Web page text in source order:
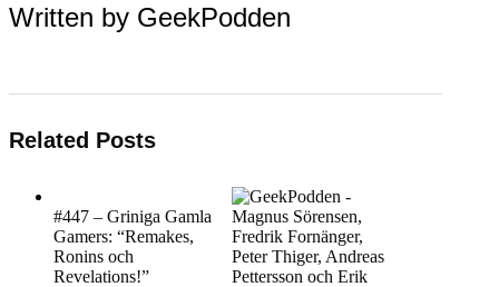
Written by GeekPodden
Related Posts
#447 – Griniga Gamla
Gamers: “Remakes,
Ronins och
Revelations!”